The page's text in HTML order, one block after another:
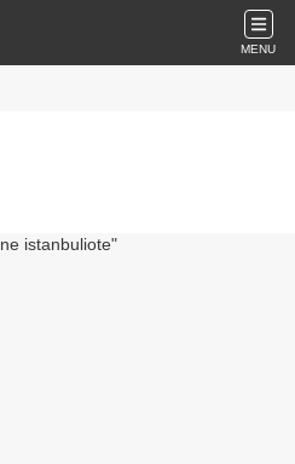
MENU